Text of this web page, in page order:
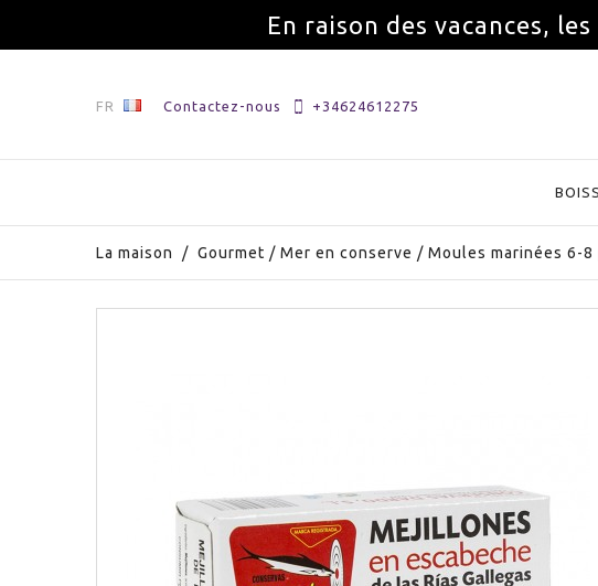
En raison des vacances,
FR Contactez-nous +34624612275
La maison / Gourmet / Mer en conserve / Moules marinées 6-8